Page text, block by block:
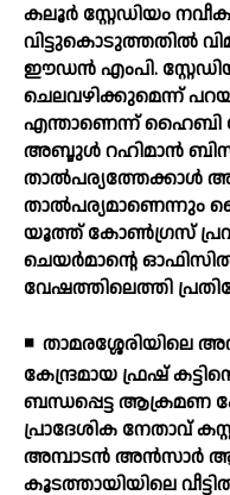
കലൂര്‍ സ്റ്റേഡിയം
വിട്ടുകൊടുത്തതില്‍
ഈഡന്‍ എംപി.
ചെലവഴിക്കുമെന്ന്
എന്താണെന്ന് ഹൈബി
അബ്ദുള്‍ റഹിമാന്‍
താല്‍പര്യത്തേക്കാള്‍
താല്‍പര്യമാണെന്നും
യൂത്ത് കോണ്‍ഗ്രസ്
ചെയര്‍മാന്റെ
വേഷത്തിലെത്തി
◾ താമരശ്ശേരിയിലെ
കേന്ദ്രമായ ഫ്രഷ്
ബന്ധപ്പെട്ട
പ്രാദേശിക നേതാവ്
അമ്പാടന്‍ അന്‍സാര്‍
കൂടത്തായിയിലെ